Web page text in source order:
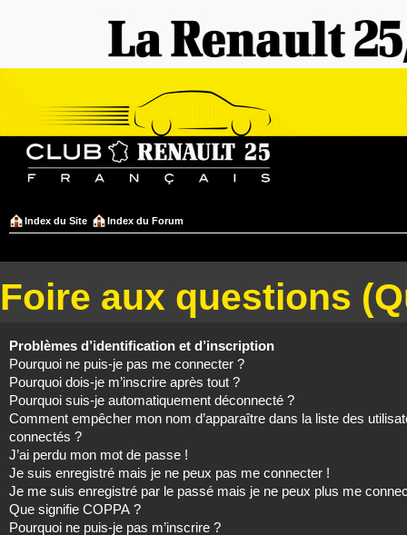
Index du Site Index du Forum
Foire aux questions
Problèmes d’identification et d’inscription
Pourquoi ne puis-je pas me connecter ?
Pourquoi dois-je m’inscrire après tout ?
Pourquoi suis-je automatiquement déconnecté ?
Comment empêcher mon nom d’apparaître dans la liste des
connectés ?
J’ai perdu mon mot de passe !
Je suis enregistré mais je ne peux pas me connecter !
Je me suis enregistré par le passé mais je ne peux plus me
Que signifie COPPA ?
Pourquoi ne puis-je pas m’inscrire ?